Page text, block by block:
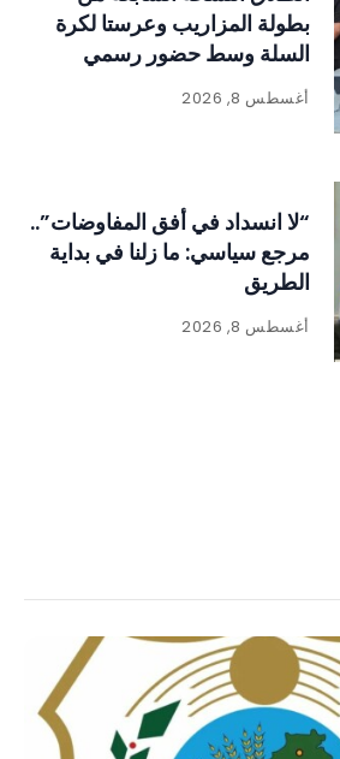
بطولة المزاريب وعرستا لكرة
السلة وسط حضور رسمي
وجماهيري لافت
أغسطس 8, 2026
“لا انسداد في أفق المفاوضات”..
مرجع سياسي: ما زلنا في بداية
الطريق
أغسطس 8, 2026